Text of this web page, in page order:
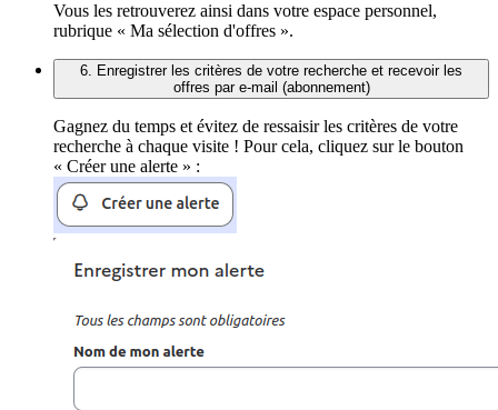
Vous les retrouverez ainsi dans votre espace personnel,
rubrique « Ma sélection d'offres ».
6. Enregistrer les critères de votre recherche et recevoir les
offres par e-mail (abonnement)
Gagnez du temps et évitez de ressaisir les critères de votre
recherche à chaque visite ! Pour cela, cliquez sur le bouton
« Créer une alerte » :